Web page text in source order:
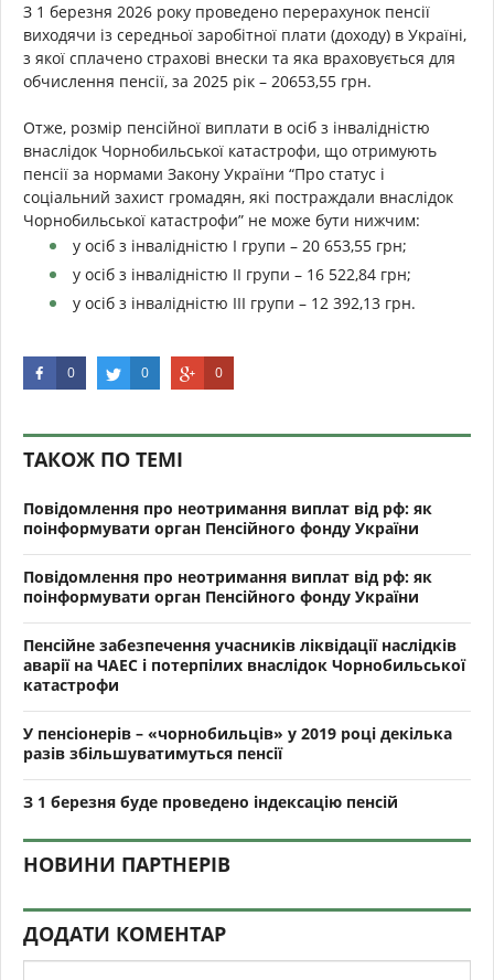
З 1 березня 2026 року проведено перерахунок пенсії
виходячи із середньої заробітної плати (доходу) в Україні,
з якої сплачено страхові внески та яка враховується для
обчислення пенсії, за 2025 рік – 20653,55 грн.
Отже, розмір пенсійної виплати в осіб з інвалідністю
внаслідок Чорнобильської катастрофи, що отримують
пенсії за нормами Закону України “Про статус і
соціальний захист громадян, які постраждали внаслідок
Чорнобильської катастрофи” не може бути нижчим:
у осіб з інвалідністю І групи – 20 653,55 грн;
у осіб з інвалідністю ІІ групи – 16 522,84 грн;
у осіб з інвалідністю ІІІ групи – 12 392,13 грн.
0 0 0
ТАКОЖ ПО ТЕМІ
Повідомлення про неотримання виплат від рф: як
поінформувати орган Пенсійного фонду України
Повідомлення про неотримання виплат від рф: як
поінформувати орган Пенсійного фонду України
Пенсійне забезпечення учасників ліквідації наслідків
аварії на ЧАЕС і потерпілих внаслідок Чорнобильської
катастрофи
У пенсіонерів – «чорнобильців» у 2019 році декілька
разів збільшуватимуться пенсії
З 1 березня буде проведено індексацію пенсій
НОВИНИ ПАРТНЕРІВ
ДОДАТИ КОМЕНТАР